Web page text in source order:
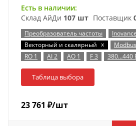
Есть в наличии:
Склад АйДи 107 шт Поставщик
Преобразователь частоты Inovance
Векторный и скалярный x
RO 1
AI 2 AO 1 F 3 380…440
Таблица выбора
23 761 ₽/шт